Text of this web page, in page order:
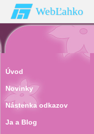
WebĽahko
Úvod
Novinky
Nástenka odkazov
Ja a Blog